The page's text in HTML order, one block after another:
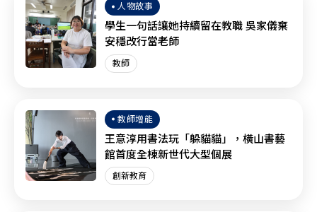
人物故事
學生一句話讓她持續留在教職 吳家儀棄
安穩改行當老師
教師
教師增能
王意淳用書法玩「躲貓貓」，橫山書藝
館首度全棟新世代大型個展
創新教育